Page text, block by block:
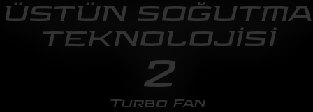
ÜSTÜN SOĞUTMA
TEKNOLOJİSİ
2
Turbo Fan